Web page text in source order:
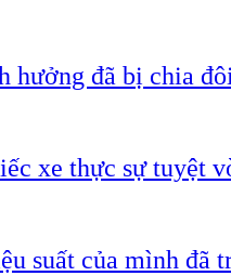
hưởng đã bị chia
xe thực sự tuyệt
suất của mình